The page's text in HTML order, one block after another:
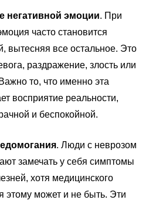
негативной эмоции. При
часто становится
вытесняя все остальное. Это
раздражение, злость или
то, что именно эта
восприятие реальности,
и беспокойной.
. Люди с неврозом
замечать у себя симптомы
хотя медицинского
этому может и не быть. Эти